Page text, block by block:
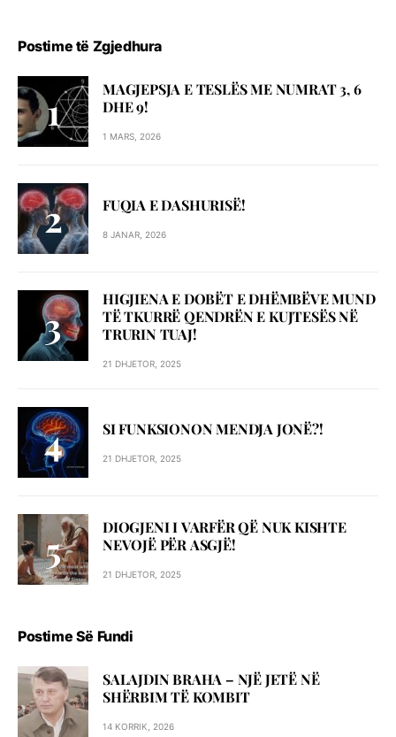
Postime të Zgjedhura
MAGJEPSJA E TESLËS ME NUMRAT 3, 6
DHE 9!
1 MARS, 2026
FUQIA E DASHURISË!
8 JANAR, 2026
HIGJIENA E DOBËT E DHËMBËVE MUND
TË TKURRË QENDRËN E KUJTESËS NË
TRURIN TUAJ!
21 DHJETOR, 2025
SI FUNKSIONON MENDJA JONË?!
21 DHJETOR, 2025
DIOGJENI I VARFËR QË NUK KISHTE
NEVOJË PËR ASGJË!
21 DHJETOR, 2025
Postime Së Fundi
SALAJDIN BRAHA – NJЁ JETЁ NЁ
SHЁRBIM TЁ KOMBIT
14 KORRIK, 2026